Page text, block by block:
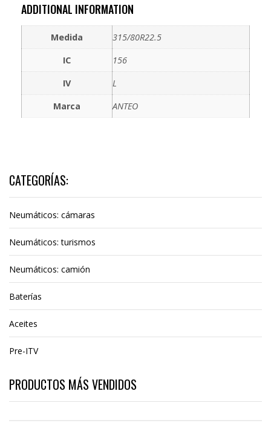
ADDITIONAL INFORMATION
Medida
315/80R22.5
IC
156
IV
L
Marca
ANTEO
CATEGORÍAS:
Neumáticos: cámaras
Neumáticos: turismos
Neumáticos: camión
Baterías
Aceites
Pre-ITV
PRODUCTOS MÁS VENDIDOS